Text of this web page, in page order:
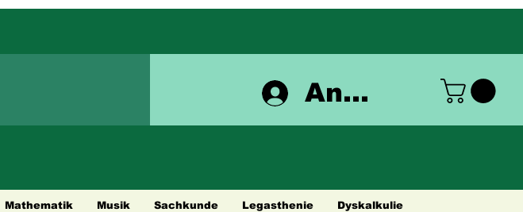
Anmelden
Mathematik Musik Sachkunde Legasthenie Dyskalkulie